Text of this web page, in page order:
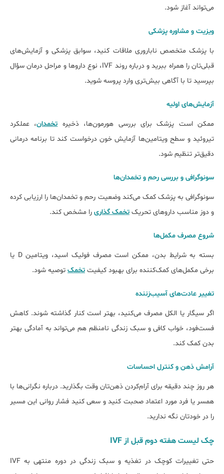
می‌تواند آغاز شود.
ویزیت و مشاوره پزشکی
با پزشک متخصص ناباروری ملاقات کنید، سوابق پزشکی و آزمایش‌های
قبلی‌تان را همراه ببرید و درباره روند IVF، نوع داروها و مراحل درمان سؤال
بپرسید تا با آگاهی بیش‌تری وارد پروسه شوید.
آزمایش‌های اولیه
ممکن است پزشک برای بررسی هورمون‌ها، ذخیره تخمدان، عملکرد
تیروئید و سطح ویتامین‌ها آزمایش خون درخواست کند تا برنامه درمانی
دقیق‌تر تنظیم شود.
سونوگرافی و بررسی رحم و تخمدان‌ها
سونوگرافی به پزشک کمک می‌کند وضعیت رحم و تخمدان‌ها را ارزیابی کرده
و دوز مناسب داروهای تحریک تخمک‌ گذاری را مشخص کند.
شروع مصرف مکمل‌ها
بسته به شرایط بدن، ممکن است مصرف فولیک اسید، ویتامین D یا
برخی مکمل‌های کمک‌کننده برای بهبود کیفیت تخمک توصیه شود.
تغییر عادت‌های آسیب‌زننده
اگر سیگار یا الکل مصرف می‌کنید، بهتر است کنار گذاشته شوند. کاهش
فست‌فود، خواب کافی و سبک زندگی نامنظم هم می‌تواند به آمادگی بهتر
بدن کمک کند.
آرامش ذهن و کنترل احساسات
هر روز چند دقیقه برای آرام‌کردن ذهن‌تان وقت بگذارید. درباره نگرانی‌ها با
همسر یا فرد مورد اعتماد صحبت کنید و سعی کنید فشار روانی این مسیر
را در خودتان نگه ندارید.
چک لیست هفته دوم قبل از IVF
حتی تغییرات کوچک در تغذیه و سبک زندگی در دوره منتهی به IVF